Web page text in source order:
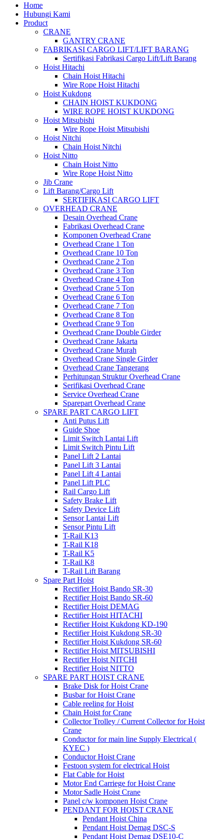
Home
Hubungi Kami
Product
CRANE
GANTRY CRANE
FABRIKASI CARGO LIFT/LIFT BARANG
Sertifikasi Fabrikasi Cargo Lift/Lift Barang
Hoist Hitachi
Chain Hoist Hitachi
Wire Rope Hoist Hitachi
Hoist Kukdong
CHAIN HOIST KUKDONG
WIRE ROPE HOIST KUKDONG
Hoist Mitsubishi
Wire Rope Hoist Mitsubishi
Hoist Nitchi
Chain Hoist Nitchi
Hoist Nitto
Chain Hoist Nitto
Wire Rope Hoist Nitto
Jib Crane
Lift Barang/Cargo Lift
SERTIFIKASI CARGO LIFT
OVERHEAD CRANE
Desain Overhead Crane
Fabrikasi Overhead Crane
Komponen Overhead Crane
Overhead Crane 1 Ton
Overhead Crane 10 Ton
Overhead Crane 2 Ton
Overhead Crane 3 Ton
Overhead Crane 4 Ton
Overhead Crane 5 Ton
Overhead Crane 6 Ton
Overhead Crane 7 Ton
Overhead Crane 8 Ton
Overhead Crane 9 Ton
Overhead Crane Double Girder
Overhead Crane Jakarta
Overhead Crane Murah
Overhead Crane Single Girder
Overhead Crane Tangerang
Perhitungan Struktur Overhead Crane
Serifikasi Overhead Crane
Service Overhead Crane
Sparepart Overhead Crane
SPARE PART CARGO LIFT
Anti Putus Lift
Guide Shoe
Limit Switch Lantai Lift
Limit Switch Pintu Lift
Panel Lift 2 Lantai
Panel Lift 3 Lantai
Panel Lift 4 Lantai
Panel Lift PLC
Rail Cargo Lift
Safety Brake Lift
Safety Device Lift
Sensor Lantai Lift
Sensor Pintu Lift
T-Rail K13
T-Rail K18
T-Rail K5
T-Rail K8
T-Rail Lift Barang
Spare Part Hoist
Rectifier Hoist Bando SR-30
Rectifier Hoist Bando SR-60
Rectifier Hoist DEMAG
Rectifier Hoist HITACHI
Rectifier Hoist Kukdong KD-190
Rectifier Hoist Kukdong SR-30
Rectifier Hoist Kukdong SR-60
Rectifier Hoist MITSUBISHI
Rectifier Hoist NITCHI
Rectifier Hoist NITTO
SPARE PART HOIST CRANE
Brake Disk for Hoist Crane
Busbar for Hoist Crane
Cable reeling for Hoist
Chain Hoist for Crane
Collector Trolley / Current Collector for Hoist
Crane
Conductor for main line Supply Electrical (
KYEC )
Conductor Hoist Crane
Festoon system for electrical Hoist
Flat Cable for Hoist
Motor End Carriege for Hoist Crane
Motor Sadle Hoist Crane
Panel c/w komponen Hoist Crane
PENDANT FOR HOIST CRANE
Pendant Hoist China
Pendant Hoist Demag DSC-S
Pendant Hoist Demag DSE10-C